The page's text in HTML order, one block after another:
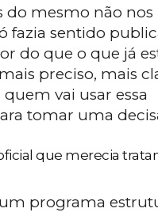
do mesmo não nos
fazia sentido
do que o que já
preciso, mais
vai usar essa
tomar uma
que merecia
programa